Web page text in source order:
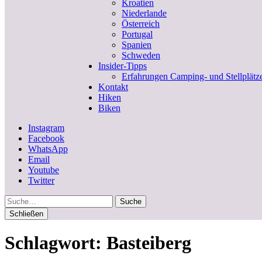
Kroatien
Niederlande
Österreich
Portugal
Spanien
Schweden
Insider-Tipps
Erfahrungen Camping- und
Kontakt
Hiken
Biken
Instagram
Facebook
WhatsApp
Email
Youtube
Twitter
Suche
Schließen
Schlagwort: Basteiberg